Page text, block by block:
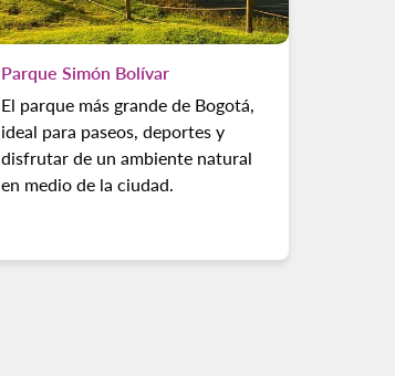
Parque Simón Bolívar
El parque más grande de Bogotá,
ideal para paseos, deportes y
disfrutar de un ambiente natural
en medio de la ciudad.